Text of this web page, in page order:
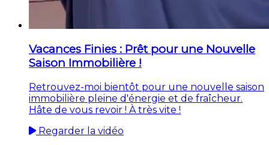
Vacances Finies : Prêt pour une Nouvelle
Saison Immobilière !
Retrouvez-moi bientôt pour une nouvelle saison
immobilière pleine d'énergie et de fraîcheur.
Hâte de vous revoir ! À très vite !
Regarder la vidéo